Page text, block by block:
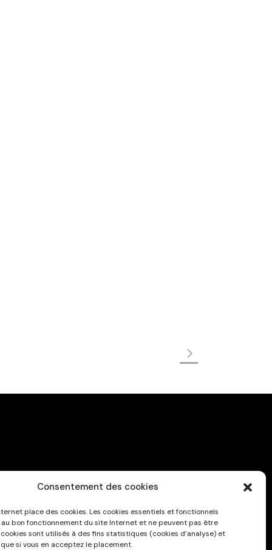
Consentement des cookies
place des cookies. Les cookies essentiels et fonctionnels
bon fonctionnement du site Internet et ne peuvent pas être
cookies sont utilisés à des fins statistiques (cookies d’analyse) et
si vous en acceptez le placement.